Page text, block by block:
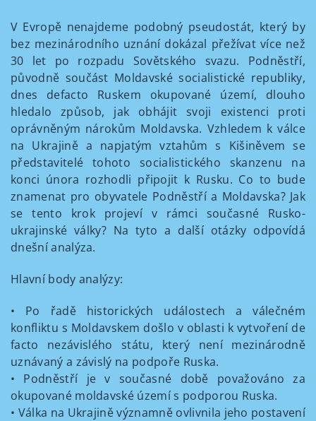
V Evropě nenajdeme podobný pseudostát, který by
bez mezinárodního uznání dokázal přežívat více než
30 let po rozpadu Sovětského svazu. Podněstří,
původně součást Moldavské socialistické republiky,
dnes defacto Ruskem okupované území, dlouho
hledalo způsob, jak obhájit svoji existenci proti
oprávněným nárokům Moldavska. Vzhledem k válce
na Ukrajině a napjatým vztahům s Kišiněvem se
představitelé tohoto socialistického skanzenu na
konci února rozhodli připojit k Rusku. Co to bude
znamenat pro obyvatele Podněstří a Moldavska? Jak
se tento krok projeví v rámci současné Rusko-
ukrajinské války? Na tyto a další otázky odpovídá
dnešní analýza.
Hlavní body analýzy:
• Po řadě historických událostech a válečném
konfliktu s Moldavskem došlo v oblasti k vytvoření de
facto nezávislého státu, který není mezinárodně
uznávaný a závislý na podpoře Ruska.
• Podněstří je v současné době považováno za
okupované moldavské území s podporou Ruska.
• Válka na Ukrajině významně ovlivnila jeho postavení